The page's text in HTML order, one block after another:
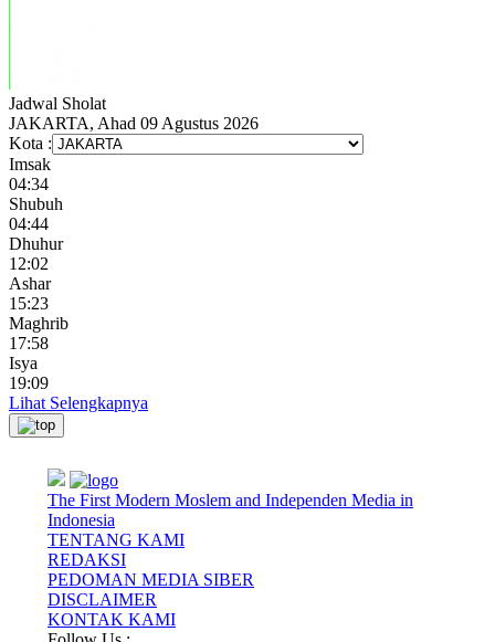
Jadwal Sholat
JAKARTA, Ahad 09 Agustus 2026
Kota :
Imsak
04:34
Shubuh
04:44
Dhuhur
12:02
Ashar
15:23
Maghrib
17:58
Isya
19:09
Lihat Selengkapnya
The First Modern Moslem and Independen Media in
Indonesia
TENTANG KAMI
REDAKSI
PEDOMAN MEDIA SIBER
DISCLAIMER
KONTAK KAMI